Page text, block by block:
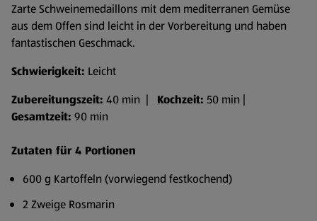
Zarte Schweinemedaillons mit dem mediterranen Gemüse
aus dem Offen sind leicht in der Vorbereitung und haben
fantastischen Geschmack.
Schwierigkeit: Leicht
Zubereitungszeit: 40 min | Kochzeit: 50 min |
Gesamtzeit: 90 min
Zutaten für 4 Portionen
600 g Kartoffeln (vorwiegend festkochend)
2 Zweige Rosmarin